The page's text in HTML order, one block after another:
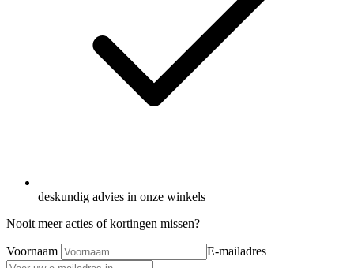
deskundig advies in onze winkels
Nooit meer acties of kortingen missen?
Voornaam E-mailadres